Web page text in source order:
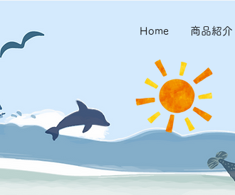
Home 商品紹介